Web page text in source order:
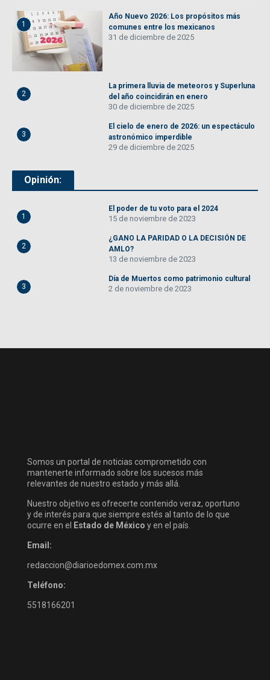
1
Año Nuevo 2026: Los propósitos más
comunes entre los mexicanos
31 de diciembre de 2025
2
La primera lluvia de meteoros y Superluna
del año coincidirán en enero
30 de diciembre de 2025
3
El cielo de enero de 2026: un espectáculo
astronómico imperdible
29 de diciembre de 2025
Opinión:
1
El poder de tu voto para el 2024
15 de noviembre de 2023
2
¿GANO LA PARIDAD O LA DECISIÓN DE
AMLO?
13 de noviembre de 2023
3
Día de Muertos como patrimonio cultural
2 de noviembre de 2023
Somos un portal de noticias comprometido con
mantenerte informado sobre los sucesos más
relevantes de nuestro estado y más allá.
Nuestro objetivo es ofrecerte contenido veraz, oportuno
y de interés para que siempre estés al tanto de lo que
ocurre en el
Estado de México y en el país.
Email:
redaccion@diarioedomex.com.mx
Teléfono:
5518166201